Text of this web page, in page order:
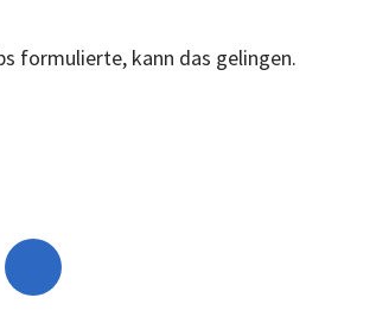
formulierte, kann das gelingen.